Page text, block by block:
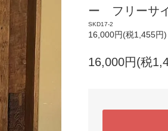
ー フリーサ
SKD17-2
16,000円(税1,455円)
16,000円(税